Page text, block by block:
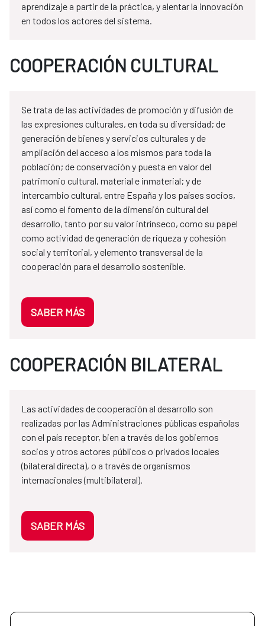
aprendizaje a partir de la práctica, y alentar la innovación
en todos los actores del sistema.
COOPERACIÓN CULTURAL
Se trata de las actividades de promoción y difusión de
las expresiones culturales, en toda su diversidad; de
generación de bienes y servicios culturales y de
ampliación del acceso a los mismos para toda la
población; de conservación y puesta en valor del
patrimonio cultural, material e inmaterial; y de
intercambio cultural, entre España y los países socios,
así como el fomento de la dimensión cultural del
desarrollo, tanto por su valor intrínseco, como su papel
como actividad de generación de riqueza y cohesión
social y territorial, y elemento transversal de la
cooperación para el desarrollo sostenible.
SABER MÁS
COOPERACIÓN BILATERAL
Las actividades de cooperación al desarrollo son
realizadas por las Administraciones públicas españolas
con el país receptor, bien a través de los gobiernos
socios y otros actores públicos o privados locales
(bilateral directa), o a través de organismos
internacionales (multibilateral).
SABER MÁS